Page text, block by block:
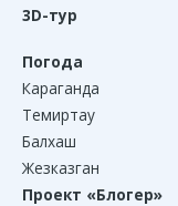
3D-тур
Погода
Караганда
Темиртау
Балхаш
Жезказган
Проект «Блогер»